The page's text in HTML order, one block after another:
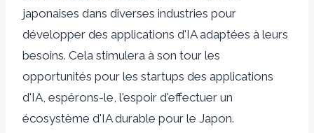
japonaises dans diverses industries pour
développer des applications d'IA adaptées à leurs
besoins. Cela stimulera à son tour les
opportunités pour les startups des applications
d'IA, espérons-le, l'espoir d'effectuer un
écosystème d'IA durable pour le Japon.